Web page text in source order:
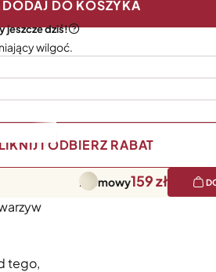
DODAJ DO KOSZYKA
jeszcze dziś!
wilgoć.
I ODBIERZ RABAT
Kremowy159
tego,